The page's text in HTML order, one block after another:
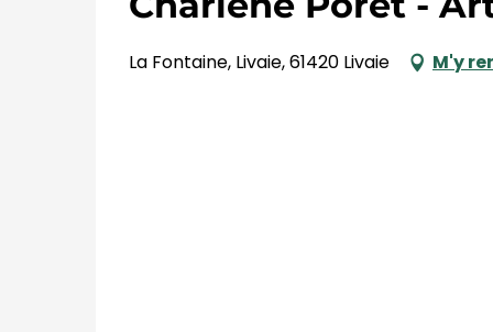
La Fontaine, Livaie, 61420 Livaie M'y